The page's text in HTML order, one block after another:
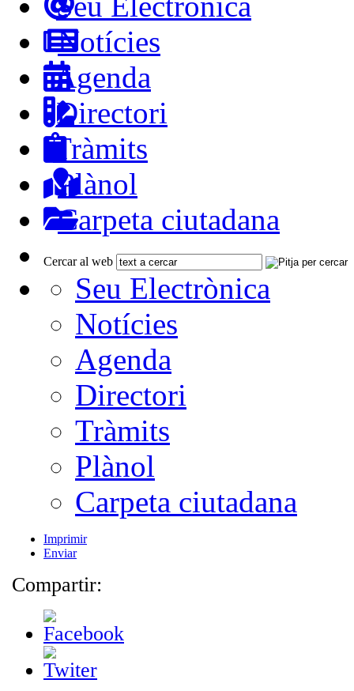
Notícies
Agenda
Directori
Tràmits
Plànol
Carpeta ciutadana
Cercar al web
Seu Electrònica
Notícies
Agenda
Directori
Tràmits
Plànol
Carpeta ciutadana
Imprimir
Enviar
Compartir: